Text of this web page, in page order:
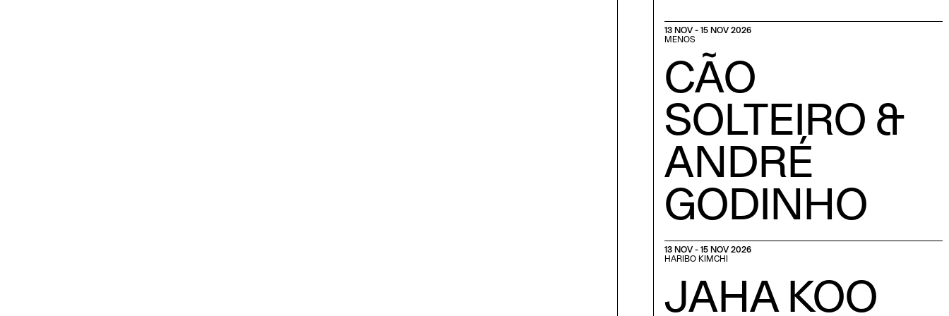
13 NOV - 15 NOV 2026
MENOS
CÃO
SOLTEIRO &
ANDRÉ
GODINHO
13 NOV - 15 NOV 2026
HARIBO KIMCHI
JAHA KOO